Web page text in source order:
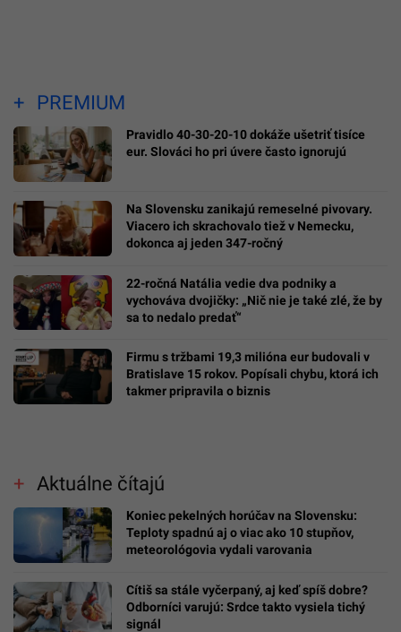
PREMIUM
Pravidlo 40-30-20-10 dokáže ušetriť tisíce
eur. Slováci ho pri úvere často ignorujú
Na Slovensku zanikajú remeselné pivovary.
Viacero ich skrachovalo tiež v Nemecku,
dokonca aj jeden 347-ročný
22-ročná Natália vedie dva podniky a
vychováva dvojičky: „Nič nie je také zlé, že by
sa to nedalo predať“
Firmu s tržbami 19,3 milióna eur budovali v
Bratislave 15 rokov. Popísali chybu, ktorá ich
takmer pripravila o biznis
Aktuálne čítajú
Koniec pekelných horúčav na Slovensku:
Teploty spadnú aj o viac ako 10 stupňov,
meteorológovia vydali varovania
Cítiš sa stále vyčerpaný, aj keď spíš dobre?
Odborníci varujú: Srdce takto vysiela tichý
signál